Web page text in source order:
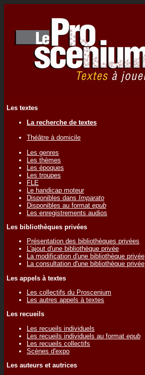
Les textes
La recherche de textes
Théâtre à domicile
Les genres
Les thèmes
Les époques
Les troupes
FLE
Le handicap moteur
Disponibles dans Imparato
Disponibles au format epub
Les enregistrements audios
Les bibliothèques privées
Présentation des bibliothèques privées
L'ajout d'une bibliothèque privée
La modification d'une bibliothèque privée
La consultation d'une bibliothèque privée
Les appels à textes
Les collectifs du Proscenium
Les autres appels à textes
Les recueils
Les recueils individuels
Les recueils individuels au format epub
Les recueils collectifs
Scènes d'expo
Les auteurs et autrices